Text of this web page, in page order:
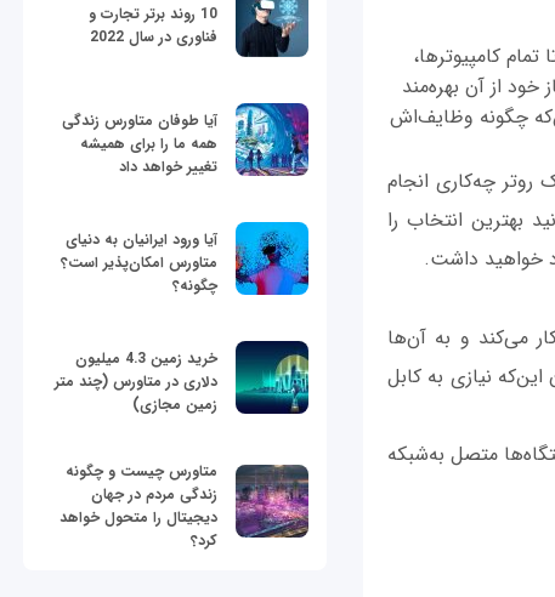
کامپیوترها،
از آن بهره‌مند
چگونه وظایف‌اش
روتر چه‌کاری انجام
بهترین انتخاب را
خواهید داشت.
می‌کند و به آن‌ها
نیازی به کابل
متصل به‌شبکه
10 روند برتر تجارت و
فناوری در سال 2022
آیا طوفان متاورس زندگی
همه ما را برای همیشه
تغییر خواهد داد
آیا ورود ایرانیان به دنیای
متاورس امکان‌پذیر است؟
چگونه؟
خرید زمین 4.3 میلیون
دلاری در متاورس (چند متر
زمین مجازی)
متاورس چیست و چگونه
زندگی مردم در جهان
دیجیتال را متحول خواهد
کرد؟